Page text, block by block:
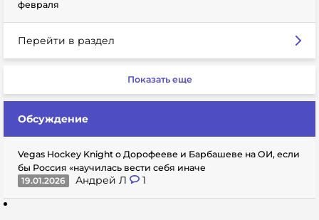
февраля
Перейти в раздел
Показать еще
Обсуждение
Vegas Hockey Knight о Дорофееве и Барбашеве на ОИ, если
бы Россия «научилась вести себя иначе
19.01.2026
Андрей Л 1